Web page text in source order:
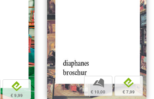
e
€ 9,99
b
€ 10,00
e
€ 7,99